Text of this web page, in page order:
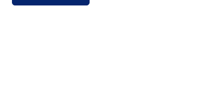
Cara Gadai BPKB Mobil Cepat Cair di SEVA